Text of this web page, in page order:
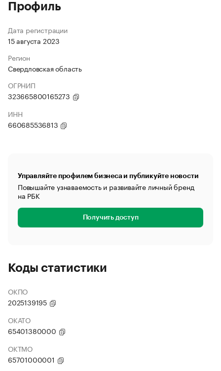
Профиль
Дата регистрации
15 августа 2023
Регион
Свердловская область
ОГРНИП
323665800165273
ИНН
660685536813
Управляйте профилем бизнеса и публикуйте новости
Повышайте узнаваемость и развивайте личный бренд
на РБК
Получить доступ
Коды статистики
ОКПО
2025139195
ОКАТО
65401380000
ОКТМО
65701000001